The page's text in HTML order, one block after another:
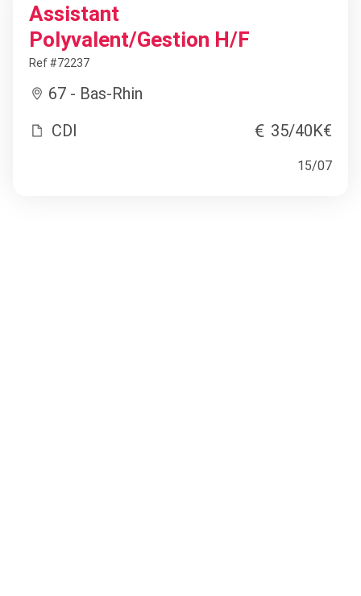
Assistant
Polyvalent/Gestion H/F
Ref #72237
67 - Bas-Rhin
CDI
35/40K€
15/07